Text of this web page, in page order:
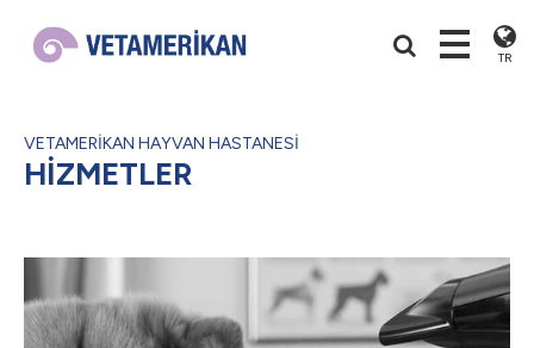
TR
VETAMERİKAN HAYVAN HASTANESİ
HİZMETLER